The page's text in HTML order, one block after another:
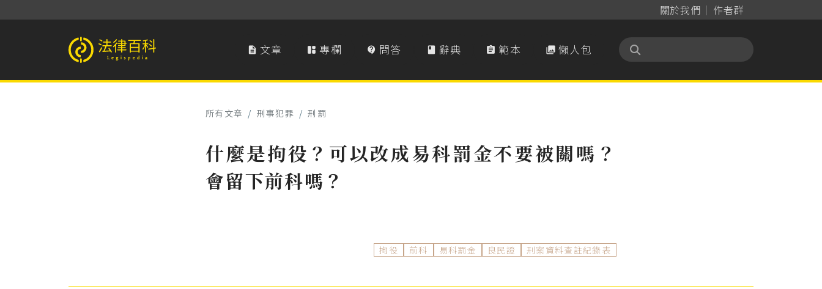
關於我們 作者群
法律百科 Legispedia  文章  專欄  問答  辭典  範本  懶人包
所有文章 / 刑事犯罪 / 刑罰
什麼是拘役？可以改成易科罰金不要被關嗎？
會留下前科嗎？
拘役 前科 易科罰金 良民證 刑案資料查註紀錄表